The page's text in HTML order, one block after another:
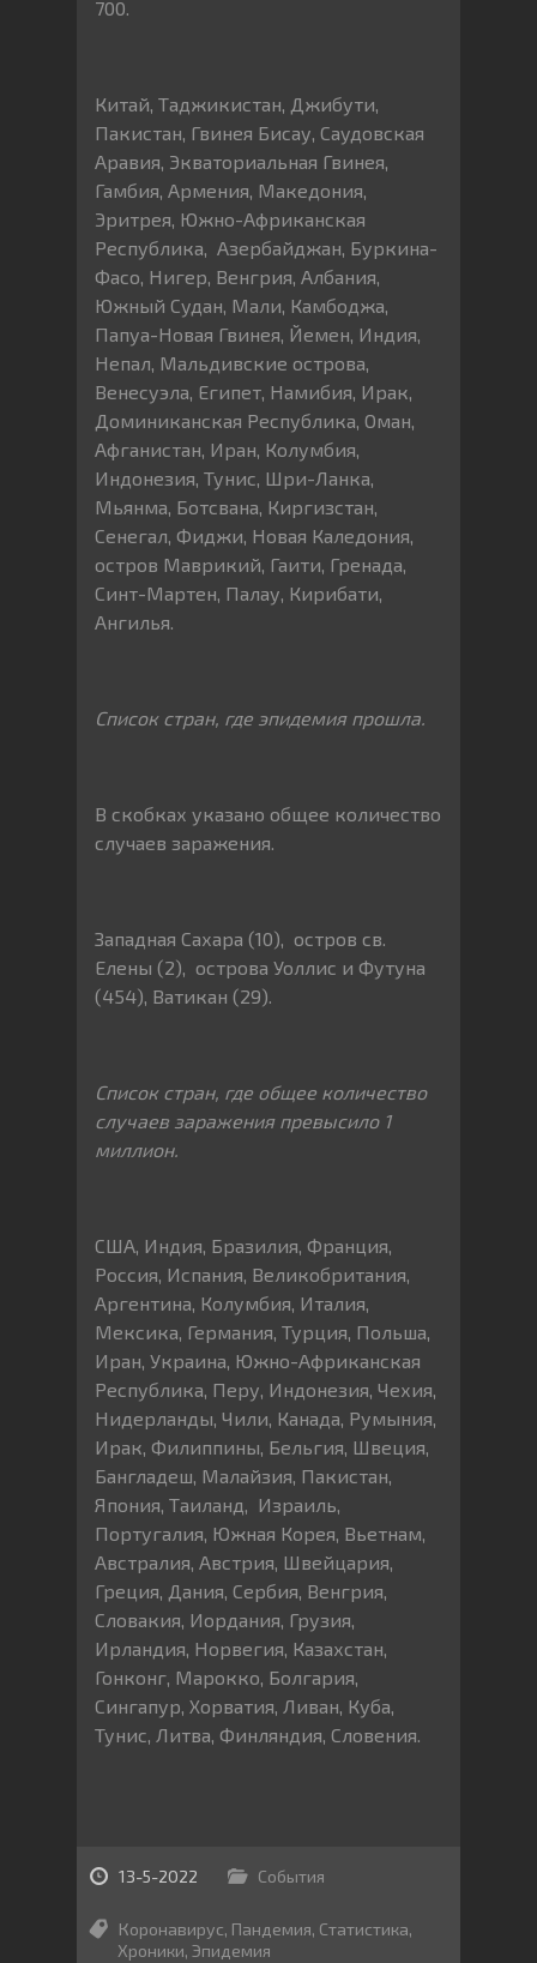
700.
Китай, Таджикистан, Джибути,
Пакистан, Гвинея Бисау, Саудовская
Аравия, Экваториальная Гвинея,
Гамбия, Армения, Македония,
Эритрея, Южно-Африканская
Республика, Азербайджан, Буркина-
Фасо, Нигер, Венгрия, Албания,
Южный Судан, Мали, Камбоджа,
Папуа-Новая Гвинея, Йемен, Индия,
Непал, Мальдивские острова,
Венесуэла, Египет, Намибия, Ирак,
Доминиканская Республика, Оман,
Афганистан, Иран, Колумбия,
Индонезия, Тунис, Шри-Ланка,
Мьянма, Ботсвана, Киргизстан,
Сенегал, Фиджи, Новая Каледония,
остров Маврикий, Гаити, Гренада,
Синт-Мартен, Палау, Кирибати,
Ангилья.
Список стран, где эпидемия прошла.
В скобках указано общее количество
случаев заражения.
Западная Сахара (10), остров св.
Елены (2), острова Уоллис и Футуна
(454), Ватикан (29).
Список стран, где общее количество
случаев заражения превысило 1
миллион.
США, Индия, Бразилия, Франция,
Россия, Испания, Великобритания,
Аргентина, Колумбия, Италия,
Мексика, Германия, Турция, Польша,
Иран, Украина, Южно-Африканская
Республика, Перу, Индонезия, Чехия,
Нидерланды, Чили, Канада, Румыния,
Ирак, Филиппины, Бельгия, Швеция,
Бангладеш, Малайзия, Пакистан,
Япония, Таиланд, Израиль,
Португалия, Южная Корея, Вьетнам,
Австралия, Австрия, Швейцария,
Греция, Дания, Сербия, Венгрия,
Словакия, Иордания, Грузия,
Ирландия, Норвегия, Казахстан,
Гонконг, Марокко, Болгария,
Сингапур, Хорватия, Ливан, Куба,
Тунис, Литва, Финляндия, Словения.
13-5-2022 События
Коронавирус, Пандемия, Статистика,
Хроники, Эпидемия